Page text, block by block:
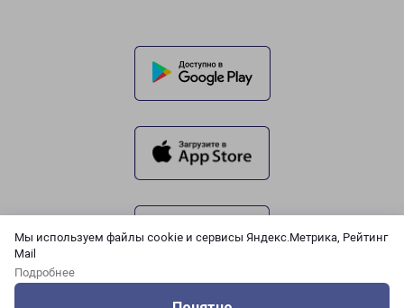
Мы используем файлы cookie и сервисы Яндекс.Метрика, Рейтинг
Mail
Подробнее